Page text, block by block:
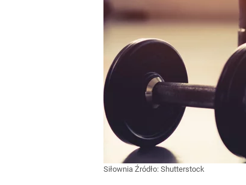
Siłownia Źródło: Shutterstock